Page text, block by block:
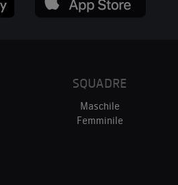
SQUADRE
Maschile
Femminile